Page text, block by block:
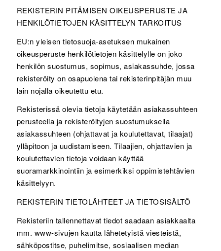
REKISTERIN PITÄMISEN OIKEUSPERUSTE JA
HENKILÖTIETOJEN KÄSITTELYN TARKOITUS
EU:n yleisen tietosuoja-asetuksen mukainen
oikeusperuste henkilötietojen käsittelylle on joko
henkilön suostumus, sopimus, asiakassuhde, jossa
rekisteröity on osapuolena tai rekisterinpitäjän muu
lain nojalla oikeutettu etu.
Rekisterissä olevia tietoja käytetään asiakassuhteen
perusteella ja rekisteröityjen suostumuksella
asiakassuhteen (ohjattavat ja koulutettavat, tilaajat)
ylläpitoon ja uudistamiseen. Tilaajien, ohjattavien ja
koulutettavien tietoja voidaan käyttää
suoramarkkinointiin ja esimerkiksi oppimistehtävien
käsittelyyn.
REKISTERIN TIETOLÄHTEET JA TIETOSISÄLTÖ
Rekisteriin tallennettavat tiedot saadaan asiakkaalta
mm. www-sivujen kautta lähetetyistä viesteistä,
sähköpostitse, puhelimitse, sosiaalisen median